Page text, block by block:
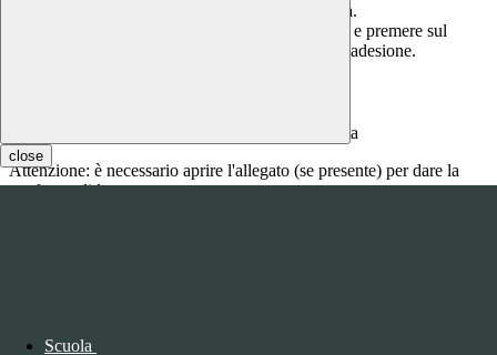
close
Scuola
Per questa comunicazione è richiesta una risposta.
Scrivere la risposta nel campo di testo sottostante e premere sul
bottone CONFERMA per confermare la propria adesione.
Inserire qui la risposta
Attenzione: è necessario aprire l'allegato (se presente) per dare la
conferma di lettura.
Personalizza